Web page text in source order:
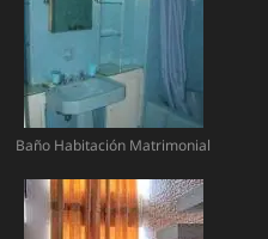
Baño Habitación Matrimonial